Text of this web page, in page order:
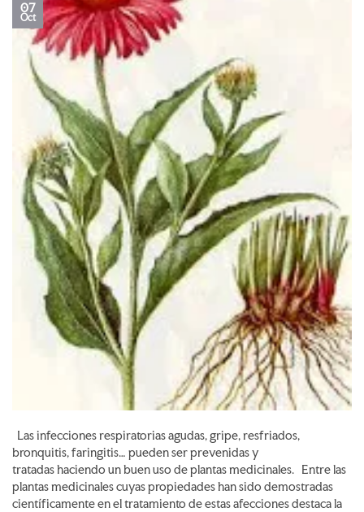
07
Oct
Las infecciones respiratorias agudas, gripe, resfriados,
bronquitis, faringitis… pueden ser prevenidas y
tratadas haciendo un buen uso de plantas medicinales. Entre las
plantas medicinales cuyas propiedades han sido demostradas
científicamente en el tratamiento de estas afecciones destaca la